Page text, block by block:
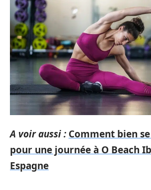
A voir aussi : Comment bien
pour une journée à O Beach
Espagne